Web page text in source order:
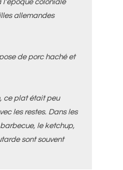
allemandes
de porc haché et
ce plat était peu
les restes. Dans les
le ketchup,
sont souvent